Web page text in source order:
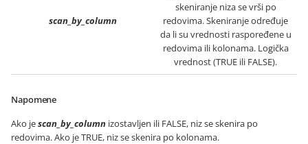
scan_by_column
skeniranje niza se vrši po
redovima. Skeniranje određuje
da li su vrednosti raspoređene u
redovima ili kolonama. Logička
vrednost (TRUE ili FALSE).
Napomene
Ako jescan_by_column izostavljen ili FALSE, niz se skenira po
redovima. Ako je TRUE, niz se skenira po kolonama.